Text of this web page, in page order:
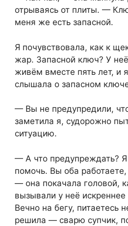
отрываясь от плиты. —
меня же есть запасной.
Я почувствовала, как к
жар. Запасной ключ? У
живём вместе пять лет, и
слышала о запасном
— Вы не предупредили,
заметила я, судорожно
ситуацию.
— А что предупреждать?
помочь. Вы оба
— она покачала головой,
вызывали у неё
Вечно на бегу, питаетесь
решила — сварю супчик,